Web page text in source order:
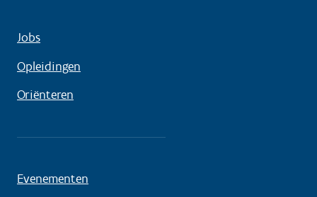
Jobs
Opleidingen
Oriënteren
Evenementen